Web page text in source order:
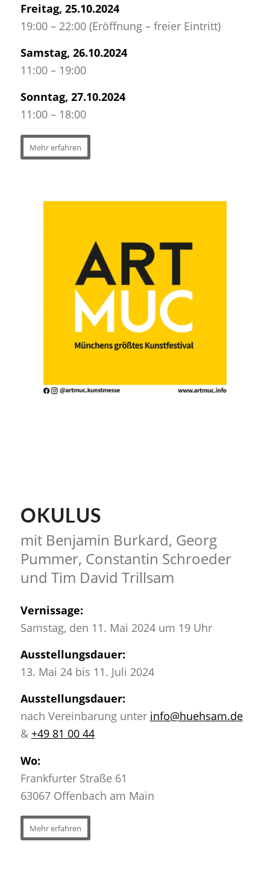
Freitag, 25.10.2024
19:00 – 22:00 (Eröffnung – freier Eintritt)
Samstag, 26.10.2024
11:00 – 19:00
Sonntag, 27.10.2024
11:00 – 18:00
Mehr erfahren
OKULUS
mit Benjamin Burkard, Georg
Pummer, Constantin Schroeder
und Tim David Trillsam
Vernissage:
Samstag, den 11. Mai 2024 um 19 Uhr
Ausstellungsdauer:
13. Mai 24 bis 11. Juli 2024
Ausstellungsdauer:
nach Vereinbarung unter info@huehsam.de
& +49 81 00 44
Wo:
Frankfurter Straße 61
63067 Offenbach am Main
Mehr erfahren